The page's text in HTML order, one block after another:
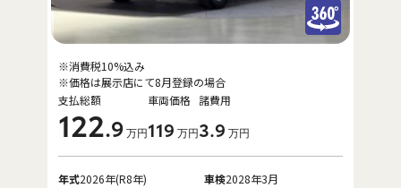
支払総額
122.9 万円
車両価格
119 万円
諸費用
3.9 万円
※消費税10%込み
※価格は展示店にて8月登録の場合
年式2026年(R8年) 車検2028年3月